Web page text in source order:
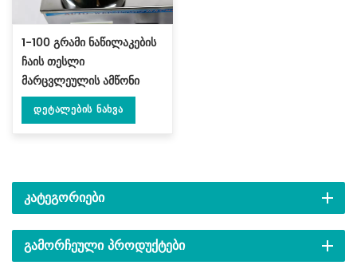
1-100 გრამი ნაწილაკების
ჩაის თესლი
მარცვლეულის ამწონი
შემავსებელი მანქანა DL-
FZ-100
Დეტალების Ნახვა
ᲙᲐᲢᲔᲒᲝᲠᲘᲔᲑᲘ
ᲒᲐᲛᲝᲠᲩᲔᲣᲚᲘ ᲞᲠᲝᲓᲣᲥᲢᲔᲑᲘ